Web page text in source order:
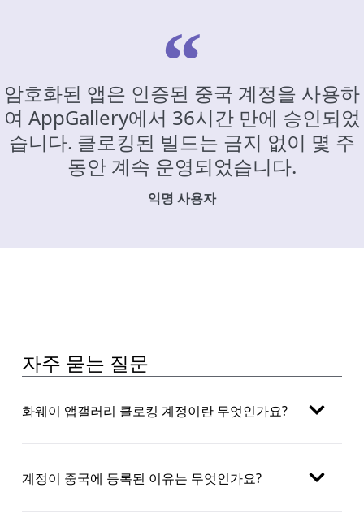
암호화된 앱은 인증된 중국 계정을 사용하
여 AppGallery에서 36시간 만에 승인되었
습니다. 클로킹된 빌드는 금지 없이 몇 주
동안 계속 운영되었습니다.
익명 사용자
자주 묻는 질문
화웨이 앱갤러리 클로킹 계정이란 무엇인가요?
계정이 중국에 등록된 이유는 무엇인가요?